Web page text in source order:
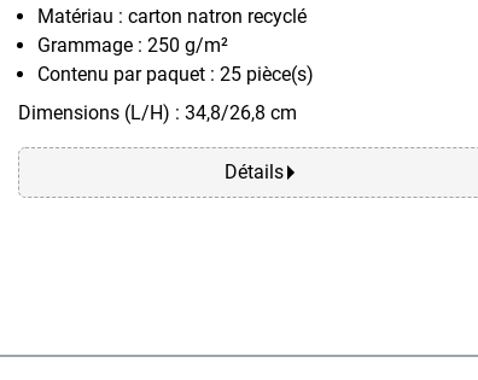
Matériau : carton natron recyclé
Grammage : 250 g/m²
Contenu par paquet : 25 pièce(s)
Dimensions (L/H) : 34,8/26,8 cm
Détails